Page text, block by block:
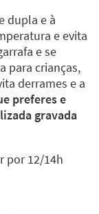
dupla e à
e evita
e se
para crianças,
derrames e a
preferes e
gravada
por 12/14h